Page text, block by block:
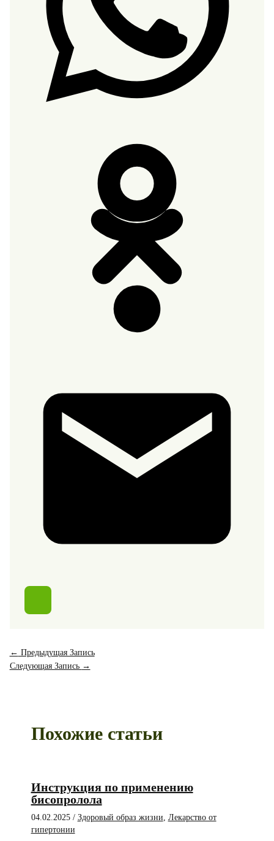
← Предыдущая Запись
Следующая Запись →
Похожие статьи
Инструкция по применению
бисопролола
04.02.2025 / Здоровый образ жизни, Лекарство от
гипертонии